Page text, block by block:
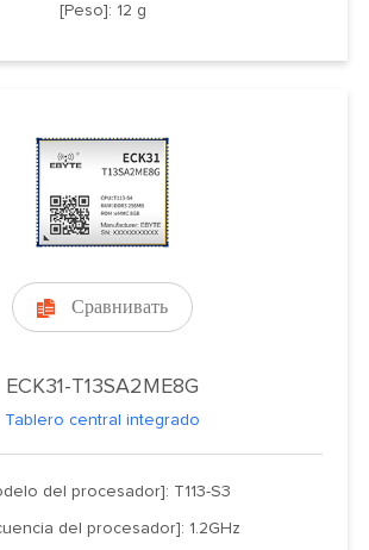
[Peso]: 12 g
 Сравнивать
ECK31-T13SA2ME8G
Tablero central integrado
del procesador]: T113-S3
del procesador]: 1.2GHz